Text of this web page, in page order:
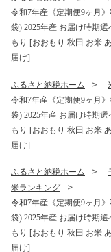
当 白米]
令和7年産《定期便9ヶ月
袋) 2025年産 お届け時期
もり [おおもり 秋田 お米
届け]
ふるさと納税ホーム
令和7年産《定期便9ヶ月
袋) 2025年産 お届け時期
もり [おおもり 秋田 お米
届け]
ふるさと納税ホーム
米ランキング
令和7年産《定期便9ヶ月
袋) 2025年産 お届け時期
もり [おおもり 秋田 お米
届け]